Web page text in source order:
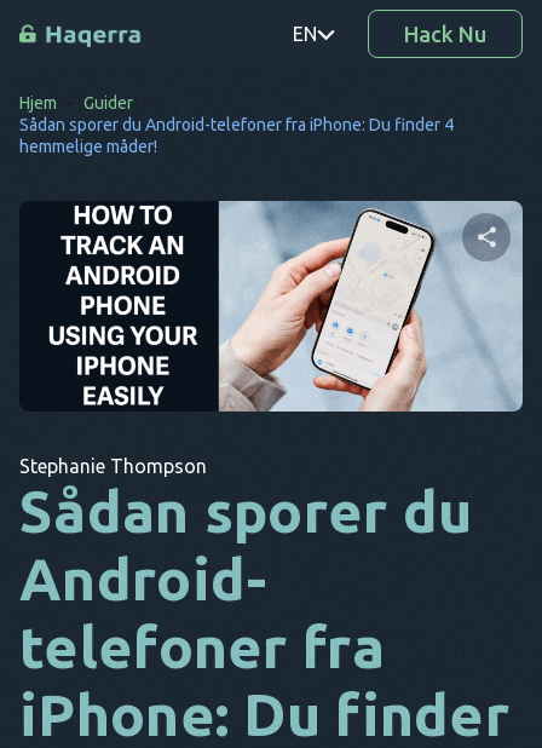
EN
PT
RO
DE
SV
KO
EL
CS
IT
FR
Hack Nu
Hjem
Guider
Sådan sporer du Android-telefoner fra iPhone: Du finder 4
hemmelige måder!
Del denne artikel
Twitter Facebook
Stephanie Thompson
Sådan sporer du
Android-
telefoner fra
iPhone: Du finder